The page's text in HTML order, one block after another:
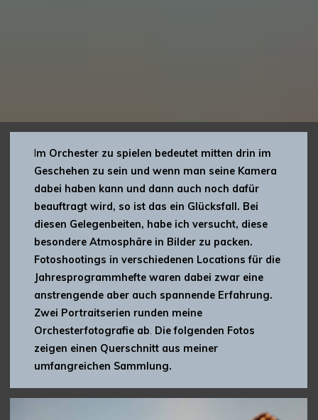
m Orchester zu spielen bedeutet mitten drin im
Geschehen zu sein und wenn man seine Kamera
dabei haben kann und dann auch noch dafür
beauftragt wird, so ist das ein Glücksfall. Bei
diesen Gelegenbeiten, habe ich versucht, diese
besondere Atmosphäre in Bilder zu packen.
Fotoshootings in verschiedenen Locations für die
Jahresprogrammhefte waren dabei zwar eine
anstrengende aber auch spannende Erfahrung.
Zwei Portraitserien runden meine
Orchesterfotografie ab. Die folgenden Fotos
zeigen einen Querschnitt aus meiner
umfangreichen Sammlung.